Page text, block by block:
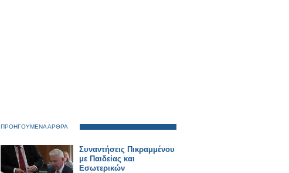
ΠΡΟΗΓΟΥΜΕΝΑ ΑΡΘΡΑ
Συναντήσεις Πικραμμένου
με Παιδείας και
Εσωτερικών